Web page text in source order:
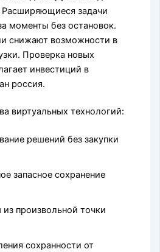
Расширяющиеся задачи
моменты без остановок.
снижают возможности в
Проверка новых
инвестиций в
россия.
виртуальных технологий:
решений без закупки
запасное сохранение
произвольной точки
сохранности от